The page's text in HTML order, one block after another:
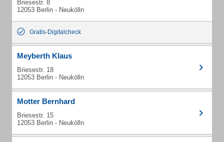
Briesestr. 8
12053 Berlin - Neukölln
Gratis-Digitalcheck
Meyberth Klaus
Briesestr. 18
12053 Berlin - Neukölln
Motter Bernhard
Briesestr. 15
12053 Berlin - Neukölln